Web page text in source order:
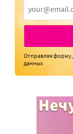
Отправляя
данных